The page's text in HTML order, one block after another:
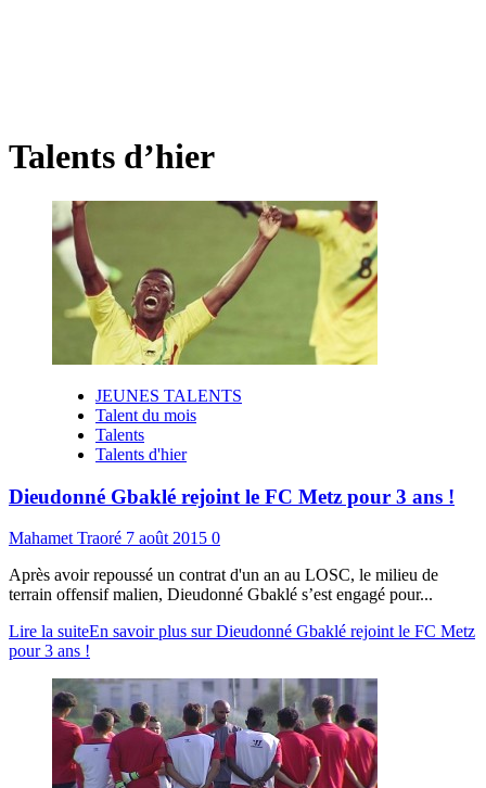
Talents d’hier
JEUNES TALENTS
Talent du mois
Talents
Talents d'hier
Dieudonné Gbaklé rejoint le FC Metz pour 3 ans !
Mahamet Traoré 7 août 2015 0
Après avoir repoussé un contrat d'un an au LOSC, le milieu de
terrain offensif malien, Dieudonné Gbaklé s’est engagé pour...
Lire la suiteEn savoir plus sur Dieudonné Gbaklé rejoint le FC Metz
pour 3 ans !